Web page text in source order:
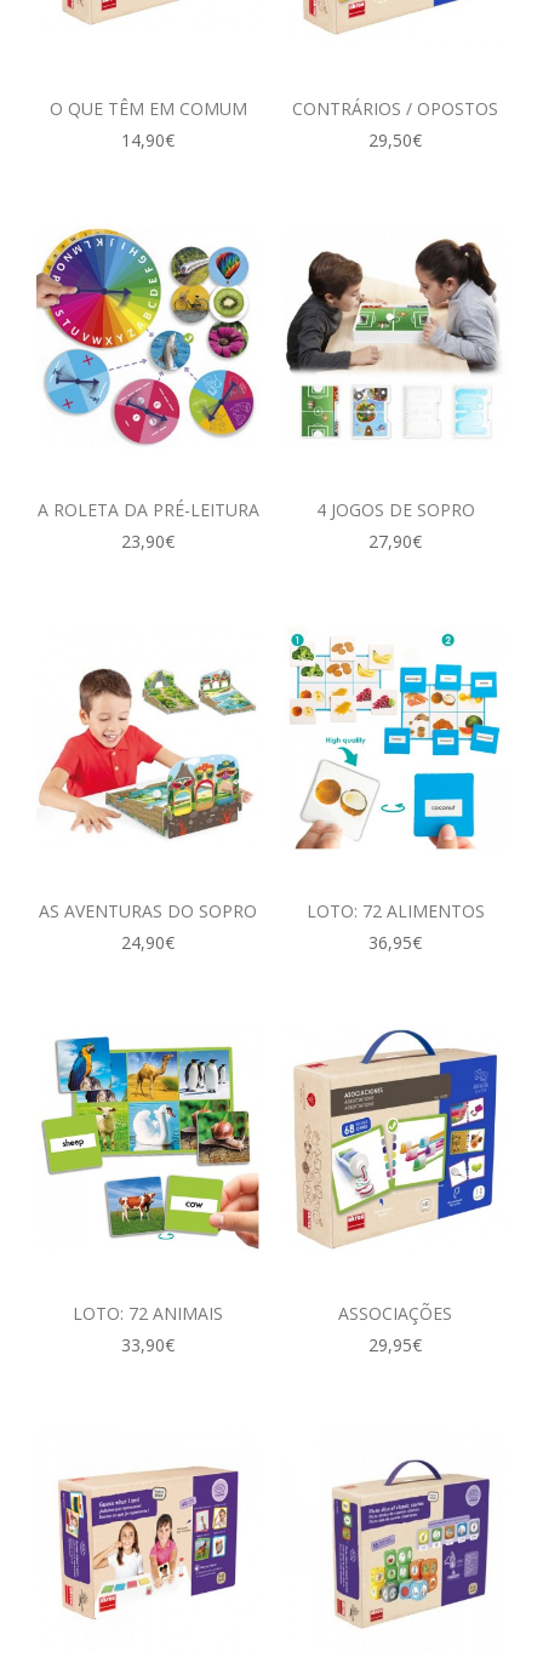
O QUE TÊM EM COMUM
14,90€
CONTRÁRIOS / OPOSTOS
29,50€
A ROLETA DA PRÉ-LEITURA
23,90€
4 JOGOS DE SOPRO
27,90€
AS AVENTURAS DO SOPRO
24,90€
LOTO: 72 ALIMENTOS
36,95€
LOTO: 72 ANIMAIS
33,90€
ASSOCIAÇÕES
29,95€